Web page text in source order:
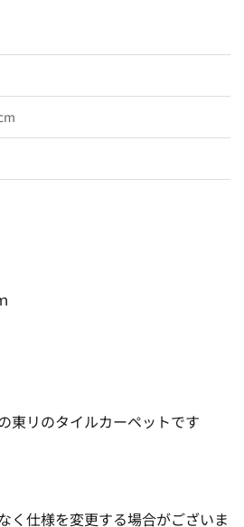
東リのタイルカーペットです
く仕様を変更する場合がございま